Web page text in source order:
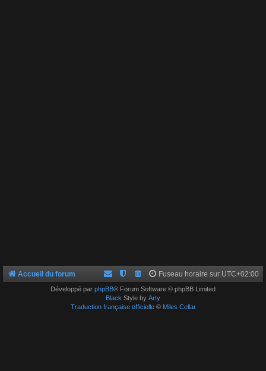
Accueil du forum Fuseau horaire sur UTC+02:00
Développé par phpBB® Forum Software © phpBB Limited
Black Style by Arty
Traduction française officielle© Miles Cellar